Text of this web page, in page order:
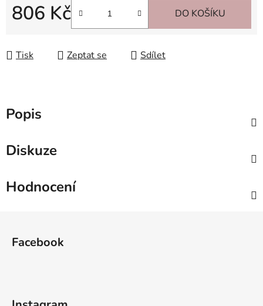
806 Kč DO KOŠÍKU
Tisk Zeptat se Sdílet
Popis
Diskuze
Hodnocení
Facebook